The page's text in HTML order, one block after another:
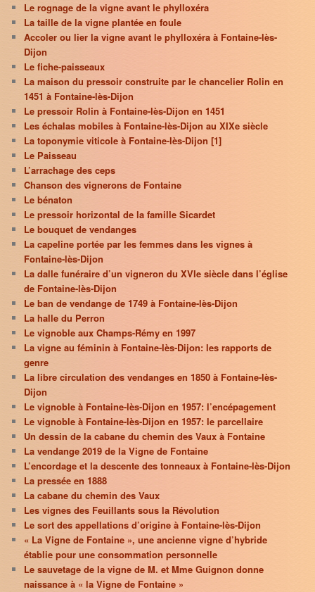
Le rognage de la vigne avant le phylloxéra
La taille de la vigne plantée en foule
Accoler ou lier la vigne avant le phylloxéra à Fontaine-lès-
Dijon
Le fiche-paisseaux
La maison du pressoir construite par le chancelier Rolin en
1451 à Fontaine-lès-Dijon
Le pressoir Rolin à Fontaine-lès-Dijon en 1451
Les échalas mobiles à Fontaine-lès-Dijon au XIXe siècle
La toponymie viticole à Fontaine-lès-Dijon [1]
Le Paisseau
L’arrachage des ceps
Chanson des vignerons de Fontaine
Le bénaton
Le pressoir horizontal de la famille Sicardet
Le bouquet de vendanges
La capeline portée par les femmes dans les vignes à
Fontaine-lès-Dijon
La dalle funéraire d’un vigneron du XVIe siècle dans l’église
de Fontaine-lès-Dijon
Le ban de vendange de 1749 à Fontaine-lès-Dijon
La halle du Perron
Le vignoble aux Champs-Rémy en 1997
La vigne au féminin à Fontaine-lès-Dijon: les rapports de
genre
La libre circulation des vendanges en 1850 à Fontaine-lès-
Dijon
Le vignoble à Fontaine-lès-Dijon en 1957: l’encépagement
Le vignoble à Fontaine-lès-Dijon en 1957: le parcellaire
Un dessin de la cabane du chemin des Vaux à Fontaine
La vendange 2019 de la Vigne de Fontaine
L’encordage et la descente des tonneaux à Fontaine-lès-Dijon
La pressée en 1888
La cabane du chemin des Vaux
Les vignes des Feuillants sous la Révolution
Le sort des appellations d’origine à Fontaine-lès-Dijon
« La Vigne de Fontaine », une ancienne vigne d’hybride
établie pour une consommation personnelle
Le sauvetage de la vigne de M. et Mme Guignon donne
naissance à « la Vigne de Fontaine »